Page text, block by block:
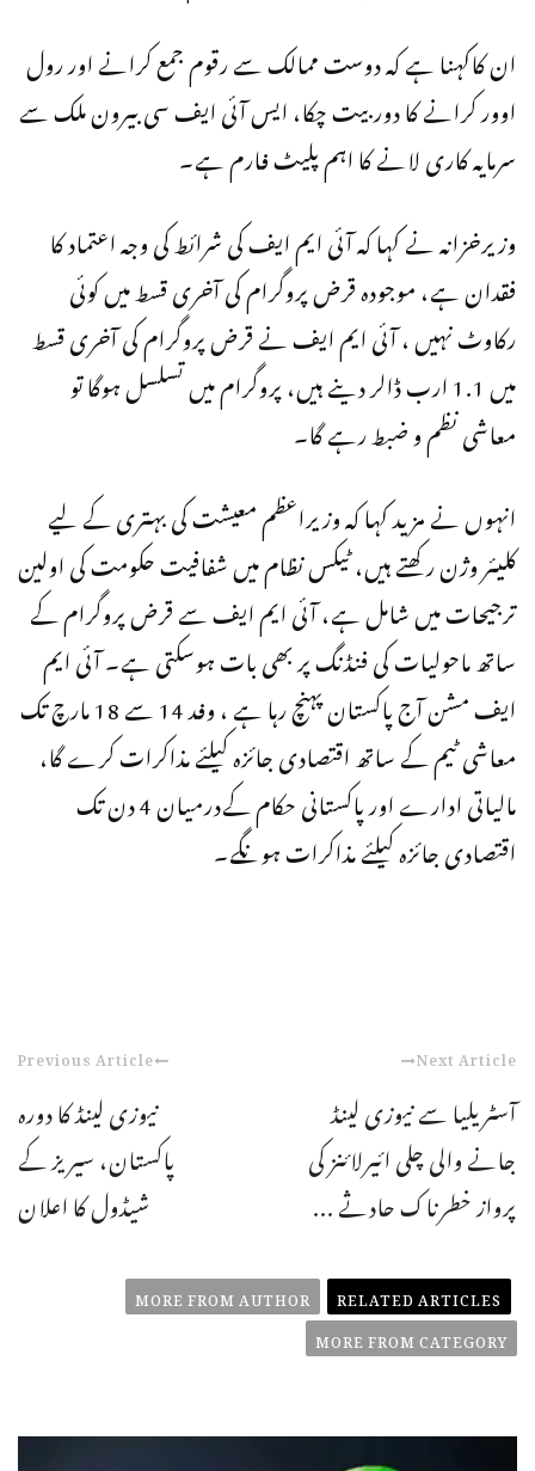
ان کاکہنا ہے کہ دوست ممالک سے رقوم جمع کرانے اور رول
اوور کرانے کا دور بیت چکا، ایس آئی ایف سی بیرون ملک سے
سرمایہ کاری لانے کا اہم پلیٹ فارم ہے۔
وزیرخزانہ نے کہا کہ آئی ایم ایف کی شرائط کی وجہ اعتماد کا
فقدان ہے، موجودہ قرض پروگرام کی آخری قسط میں کوئی
رکاوٹ نہیں ، آئی ایم ایف نے قرض پروگرام کی آخری قسط
میں 1.1 ارب ڈالر دینے ہیں، پروگرام میں تسلسل ہوگا تو
معاشی نظم و ضبط رہے گا۔
انہوں نے مزید کہا کہ وزیراعظم معیشت کی بہتری کے لیے
کلیئر وژن رکھتے ہیں، ٹیکس نظام میں شفافیت حکومت کی اولین
ترجیحات میں شامل ہے، آئی ایم ایف سے قرض پروگرام کے
ساتھ ماحولیات کی فنڈنگ پر بھی بات ہوسکتی ہے۔ آئی ایم
ایف مشن آج پاکستان پہنچ رہا ہے ، وفد 14 سے 18 مارچ تک
معاشی ٹیم کے ساتھ اقتصادی جائزہ کیلئے مذاکرات کرے گا،
مالیاتی ادارے اور پاکستانی حکام کےدرمیان 4 دن تک
اقتصادی جائزہ کیلئے مذاکرات ہونگے۔
Previous Article
نیوزی لینڈ کا دورہ
پاکستان، سیریز کے
شیڈول کا اعلان
Next Article
آسٹریلیا سے نیوزی لینڈ
جانے والی چلی ائیرلائنز کی
پرواز خطرناک حادثے ...
RELATED ARTICLES
MORE FROM AUTHOR
MORE FROM CATEGORY